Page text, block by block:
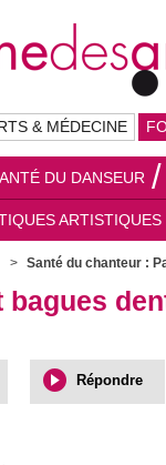
& MÉDECINE
DU DANSEUR
ARTISTIQUES
Santé du chanteur :
bagues
Répondre